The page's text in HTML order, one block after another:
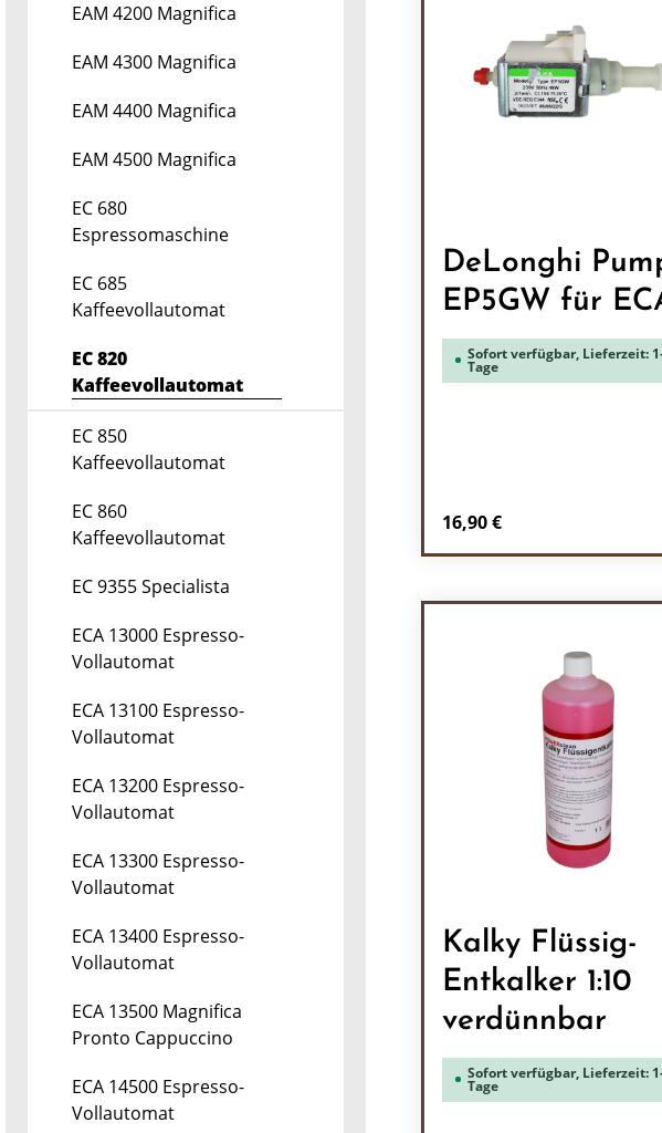
EAM 4200 Magnifica
EAM 4300 Magnifica
EAM 4400 Magnifica
EAM 4500 Magnifica
EC 680
Espressomaschine
EC 685
Kaffeevollautomat
EC 820
Kaffeevollautomat
EC 850
Kaffeevollautomat
EC 860
Kaffeevollautomat
EC 9355 Specialista
ECA 13000 Espresso-
Vollautomat
ECA 13100 Espresso-
Vollautomat
ECA 13200 Espresso-
Vollautomat
ECA 13300 Espresso-
Vollautomat
ECA 13400 Espresso-
Vollautomat
ECA 13500 Magnifica
Pronto Cappuccino
ECA 14500 Espresso-
Vollautomat
DeLonghi
EP5GW für
Sofort verfügbar, Lieferzeit:
Tage
Regulärer Preis:
16,90 €
Kalky Flüssig-
Entkalker 1:10
verdünnbar
Sofort verfügbar, Lieferzeit:
Tage